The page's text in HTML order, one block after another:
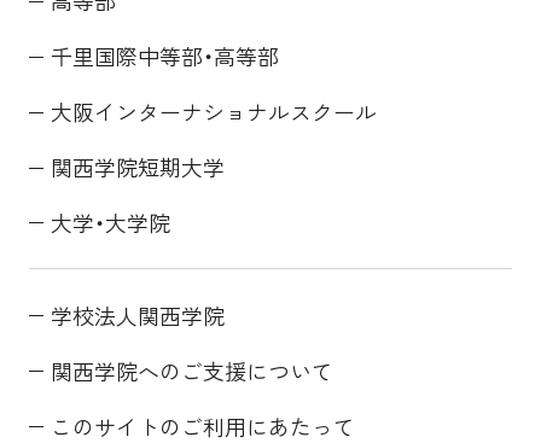
千里国際中等部・高等部
大阪インターナショナルスクール
関西学院短期大学
大学・大学院
学校法人関西学院
関西学院へのご支援について
このサイトのご利用にあたって